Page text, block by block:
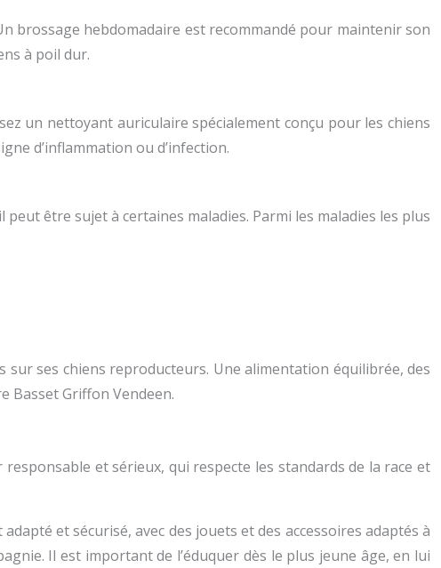
brossage hebdomadaire est recommandé pour maintenir son
à poil dur.
un nettoyant auriculaire spécialement conçu pour les chiens
d’inflammation ou d’infection.
être sujet à certaines maladies. Parmi les maladies les plus
ses chiens reproducteurs. Une alimentation équilibrée, des
Basset Griffon Vendeen.
et sérieux, qui respecte les standards de la race et
et sécurisé, avec des jouets et des accessoires adaptés à
Il est important de l’éduquer dès le plus jeune âge, en lui